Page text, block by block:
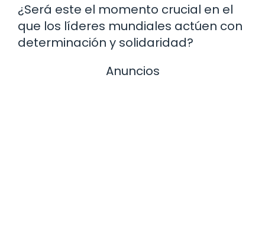
¿Será este el momento crucial en el
que los líderes mundiales actúen con
determinación y solidaridad?
Anuncios